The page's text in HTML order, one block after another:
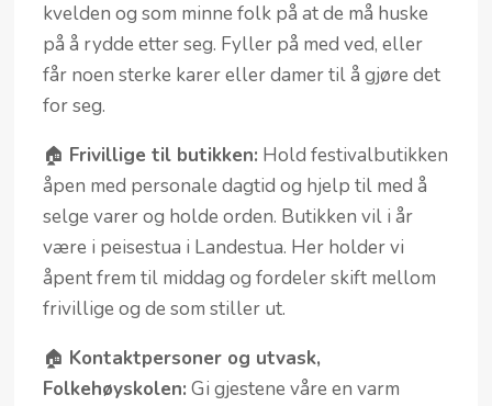
kvelden og som minne folk på at de må huske
på å rydde etter seg. Fyller på med ved, eller
får noen sterke karer eller damer til å gjøre det
for seg.
🏠 Frivillige til butikken: Hold festivalbutikken
åpen med personale dagtid og hjelp til med å
selge varer og holde orden. Butikken vil i år
være i peisestua i Landestua. Her holder vi
åpent frem til middag og fordeler skift mellom
frivillige og de som stiller ut.
🏠 Kontaktpersoner og utvask,
Folkehøyskolen: Gi gjestene våre en varm